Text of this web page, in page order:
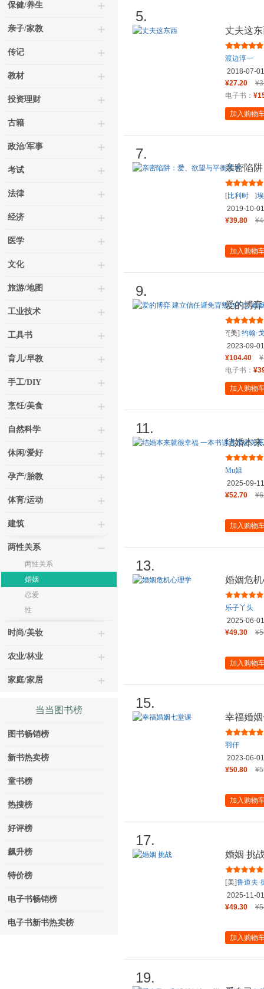
保健/养生
亲子/家教
传记
教材
投资理财
古籍
政治/军事
考试
法律
经济
医学
文化
旅游/地图
工业技术
工具书
育儿/早教
手工/DIY
烹饪/美食
自然科学
休闲/爱好
孕产/胎教
体育/运动
建筑
两性关系
两性关系
婚姻
恋爱
性
时尚/美妆
农业/林业
家庭/家居
当当图书榜
图书畅销榜
新书热卖榜
童书榜
热搜榜
好评榜
飙升榜
特价榜
电子书畅销榜
电子书新书热卖榜
5.
丈夫这
渡边淳一
2018-07-01
¥27.20
电子书：
加入购物
7.
亲密陷
[比利时 ]
水
译 青
2019-10-01
¥39.80
加入购物
9.
爱的博
皇心理
?[美] 约翰·
弗
（Nan
2023-09-01
¥104.40
电子书：
加入购物
11.
结婚本
真相 让
Mu姐
2025-09-11
¥52.70
加入购物
13.
婚姻危
乐子丫头
2025-06-01
¥49.30
加入购物
15.
幸福婚
羽仟
2023-06-01
¥50.80
加入购物
17.
婚姻 挑
[美]鲁道夫·
2025-11-01
¥49.30
加入购物
19.